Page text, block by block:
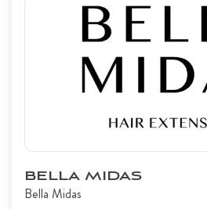
BELLA MIDAS
Bella Midas